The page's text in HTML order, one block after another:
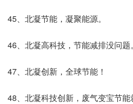
45、北凝节能，凝聚能源。
46、北凝高科技，节能减排没问题。
47、北凝创新，全球节能！
48、北凝科技创新，废气变宝节能